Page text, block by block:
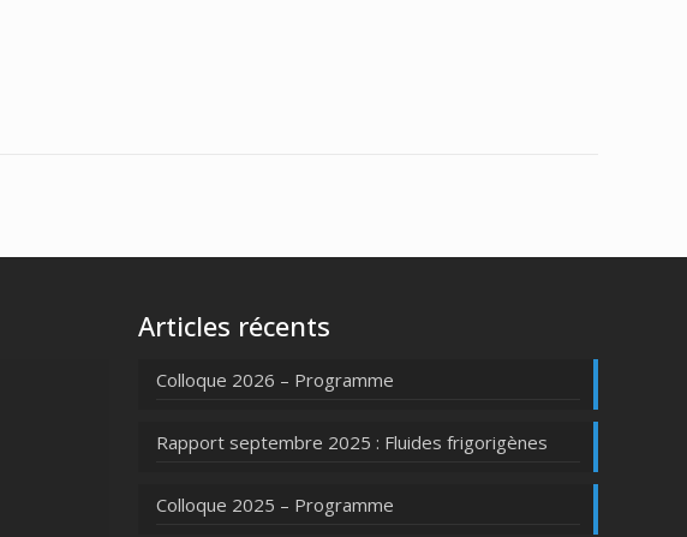
Articles récents
Colloque 2026 – Programme
Rapport septembre 2025 : Fluides frigorigènes
Colloque 2025 – Programme